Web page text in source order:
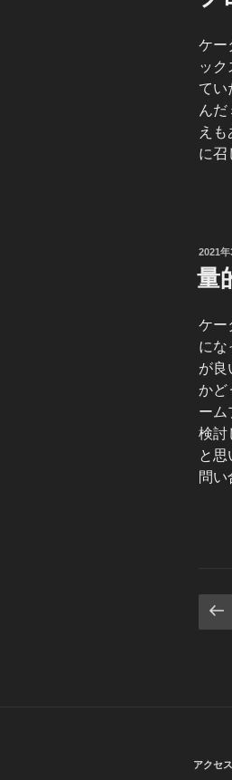
ケー
ック
てい
ん
え
に召
投
稿
日:
2021年
量
ケー
にな
が良
かど
ーム
検討
と
問い
投
ジ
前
アクセス